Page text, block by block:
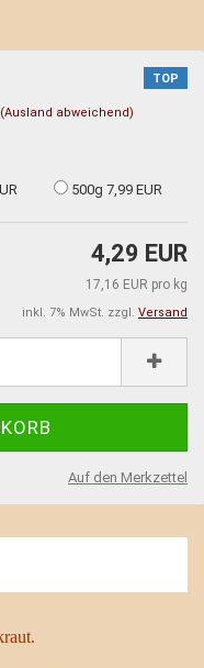
TOP
(Ausland abweichend)
500g 7,99 EUR
4,29 EUR
17,16 EUR pro kg
inkl. 7% MwSt. zzgl. Versand
Auf den Merkzettel